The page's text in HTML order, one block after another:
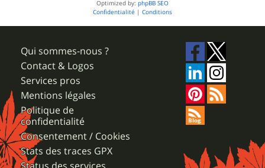
Optimized by: phpBB SEO
Confidentialité | Conditions
Qui sommes-nous ?
Contact & Logos
Services pros
Mentions légales
Politique de
confidentialité
Consentement / Cookies
Stats des traces GPX